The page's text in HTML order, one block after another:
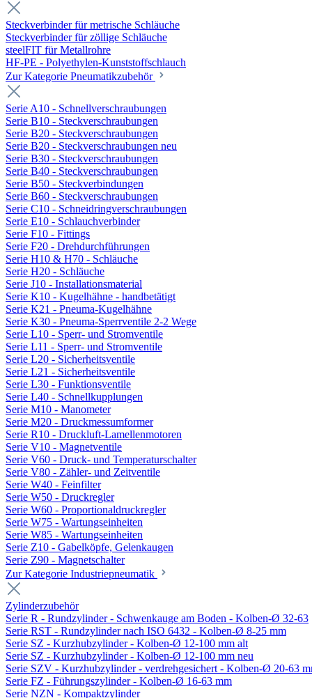
Steckverbinder für metrische Schläuche
Steckverbinder für zöllige Schläuche
steelFIT für Metallrohre
HF-PE - Polyethylen-Kunststoffschlauch
Zur Kategorie Pneumatikzubehör
Serie A10 - Schnellverschraubungen
Serie B10 - Steckverschraubungen
Serie B20 - Steckverschraubungen
Serie B20 - Steckverschraubungen neu
Serie B30 - Steckverschraubungen
Serie B40 - Steckverschraubungen
Serie B50 - Steckverbindungen
Serie B60 - Steckverschraubungen
Serie C10 - Schneidringverschraubungen
Serie E10 - Schlauchverbinder
Serie F10 - Fittings
Serie F20 - Drehdurchführungen
Serie H10 & H70 - Schläuche
Serie H20 - Schläuche
Serie J10 - Installationsmaterial
Serie K10 - Kugelhähne - handbetätigt
Serie K21 - Pneuma-Kugelhähne
Serie K30 - Pneuma-Sperrventile 2-2 Wege
Serie L10 - Sperr- und Stromventile
Serie L11 - Sperr- und Stromventile
Serie L20 - Sicherheitsventile
Serie L21 - Sicherheitsventile
Serie L30 - Funktionsventile
Serie L40 - Schnellkupplungen
Serie M10 - Manometer
Serie M20 - Druckmessumformer
Serie R10 - Druckluft-Lamellenmotoren
Serie V10 - Magnetventile
Serie V60 - Druck- und Temperaturschalter
Serie V80 - Zähler- und Zeitventile
Serie W40 - Feinfilter
Serie W50 - Druckregler
Serie W60 - Proportionaldruckregler
Serie W75 - Wartungseinheiten
Serie W85 - Wartungseinheiten
Serie Z10 - Gabelköpfe, Gelenkaugen
Serie Z90 - Magnetschalter
Zur Kategorie Industriepneumatik
Zylinderzubehör
Serie R - Rundzylinder - Schwenkauge am Boden - Kolben-Ø 32-63
Serie RST - Rundzylinder nach ISO 6432 - Kolben-Ø 8-25 mm
Serie SZ - Kurzhubzylinder - Kolben-Ø 12-100 mm alt
Serie SZ - Kurzhubzylinder - Kolben-Ø 12-100 mm neu
Serie SZV - Kurzhubzylinder - verdrehgesichert - Kolben-Ø 20-63
Serie FZ - Führungszylinder - Kolben-Ø 16-63 mm
Serie NZN - Kompaktzylinder